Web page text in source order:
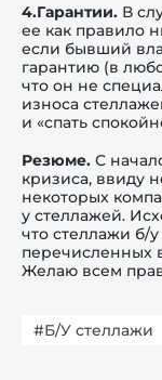
4.Гарантии. В
ее как правило
если бывший
гарантию (в
что он не
износа
и «спать
Резюме. С
кризиса, ввиду
некоторых
у стеллажей.
что стеллажи б/
перечисленных
Желаю всем
#Б/У стеллажи